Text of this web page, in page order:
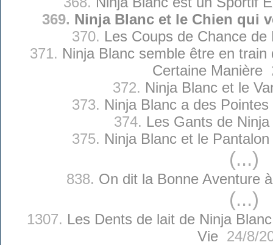
369. Ninja Blanc et le Chien qui
370. Les Coups de Chance de
371. Ninja Blanc semble être en
Certaine Manière
372. Ninja Blanc et le
373. Ninja Blanc a des
374. Les Gants de
375. Ninja Blanc et le
(...)
838. On dit la Bonne Aventure
(...)
1307. Les Dents de lait de Ninja
Vie24/8/